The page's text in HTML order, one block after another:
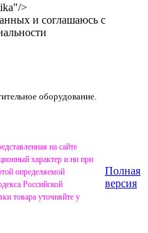
>
и соглашаюсь с
оборудование.
на сайте
характер и ни при
определяемой
Российской
товара уточняйте у
Полная
версия